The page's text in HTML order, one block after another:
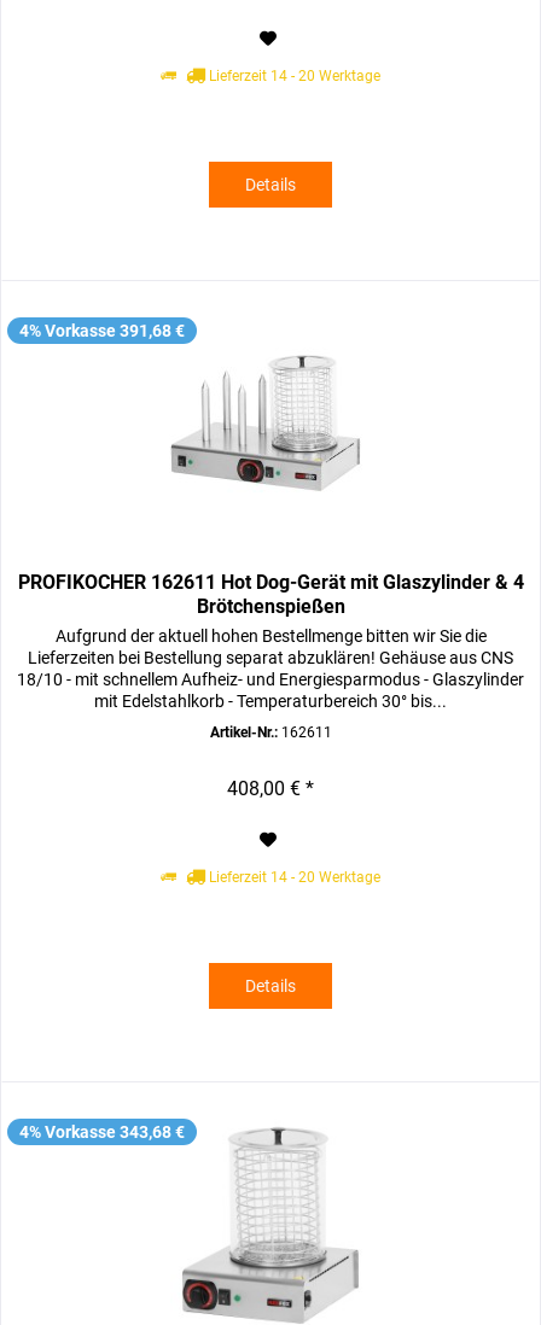
Lieferzeit 14 - 20 Werktage
Details
4% Vorkasse 391,68 €
PROFIKOCHER 162611 Hot Dog-Gerät mit Glaszylinder & 4
Brötchenspießen
Aufgrund der aktuell hohen Bestellmenge bitten wir Sie die
Lieferzeiten bei Bestellung separat abzuklären! Gehäuse aus CNS
18/10 - mit schnellem Aufheiz- und Energiesparmodus - Glaszylinder
mit Edelstahlkorb - Temperaturbereich 30° bis...
Artikel-Nr.:162611
408,00 € *
Lieferzeit 14 - 20 Werktage
Details
4% Vorkasse 343,68 €